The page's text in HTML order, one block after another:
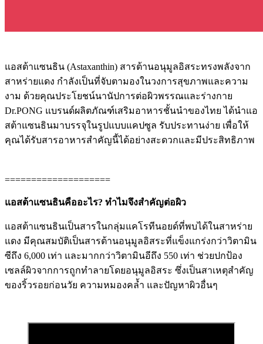
แอสต้าแซนธิน (Astaxanthin) สารต้านอนุมูลอิสระทรงพลังจาก
สาหร่ายแดง กำลังเป็นที่จับตามองในวงการสุขภาพและความ
งาม ด้วยคุณประโยชน์นานัปการต่อผิวพรรณและร่างกาย
Dr.PONG แบรนด์ผลิตภัณฑ์เสริมอาหารชั้นนำของไทย ได้นำแอ
สต้าแซนธินมาบรรจุในรูปแบบแคปซูล รับประทานง่าย เพื่อให้
คุณได้รับสารอาหารสำคัญนี้ได้อย่างสะดวกและมีประสิทธิภาพ
====================
แอสต้าแซนธินคืออะไร? ทำไมจึงสำคัญต่อผิว
แอสต้าแซนธินเป็นสารในกลุ่มแคโรทีนอยด์ที่พบได้ในสาหร่าย
แดง มีคุณสมบัติเป็นสารต้านอนุมูลอิสระที่แข็งแกร่งกว่าวิตามิน
ซีถึง 6,000 เท่า และมากกว่าวิตามินอีถึง 550 เท่า ช่วยปกป้อง
เซลล์ผิวจากการถูกทำลายโดยอนุมูลอิสระ ซึ่งเป็นสาเหตุสำคัญ
ของริ้วรอยก่อนวัย ความหมองคล้ำ และปัญหาผิวอื่นๆ